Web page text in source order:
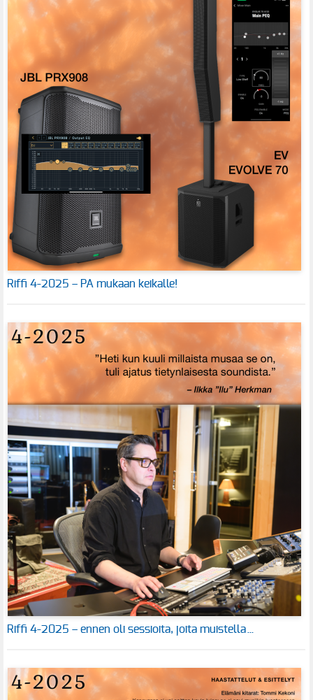
Riffi 4-2025 – PA mukaan keikalle!
Riffi 4-2025 – ennen oli sessioita, joita muistella…